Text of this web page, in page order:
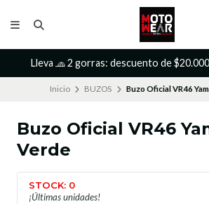
Lleva 🧢 2 gorras: descuento de
Inicio BUZOS Buzo Oficial VR46
Buzo Oficial VR46
Verde
STOCK: 0
¡Últimas unidades!